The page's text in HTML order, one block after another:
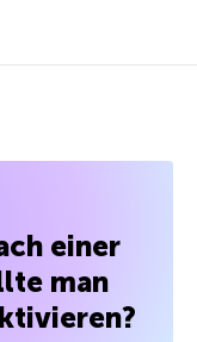
einer
man